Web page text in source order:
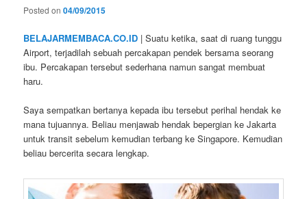
Posted on04/09/2015
BELAJARMEMBACA.CO.ID | Suatu ketika, saat di ruang tunggu
Airport, terjadilah sebuah percakapan pendek bersama seorang
ibu. Percakapan tersebut sederhana namun sangat membuat
haru.
Saya sempatkan bertanya kepada ibu tersebut perihal hendak ke
mana tujuannya. Beliau menjawab hendak bepergian ke Jakarta
untuk transit sebelum kemudian terbang ke Singapore. Kemudian
beliau bercerita secara lengkap.